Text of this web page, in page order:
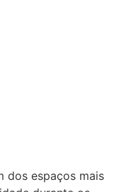
dos espaços mais